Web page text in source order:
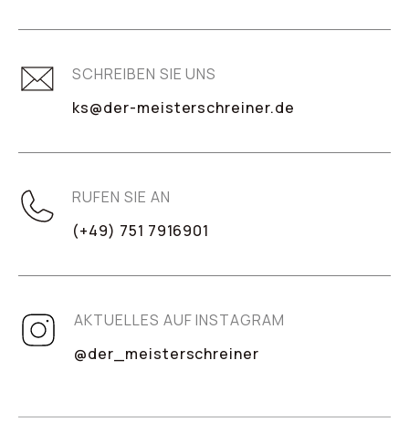
SCHREIBEN SIE UNS
ks@der-meisterschreiner.de
RUFEN SIE AN
(+49) 751 7916901
AKTUELLES AUF INSTAGRAM
@der_meisterschreiner